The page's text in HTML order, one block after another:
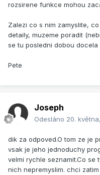
rozsirene funkce mohou
Zalezi co s nim zamyslite,
detaily, muzeme poradit
se tu posledni dobou docela
Pete
Joseph
Odesláno 20.
dik za odpoved.O tom ze je
vsak je jeho jednoduchy
velmi rychle seznamit.Co
nich nepremyslim. chci